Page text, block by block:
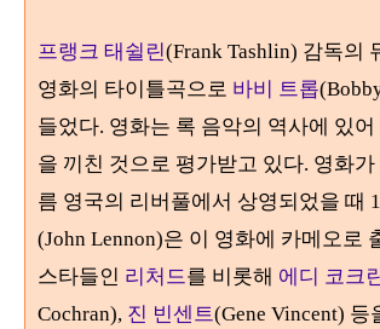
프랭크 태쉴린(Frank Tashlin) 감독의
영화의 타이틀곡으로 바비 트롭
들었다. 영화는 록 음악의 역사에 있
을 끼친 것으로 평가받고 있다. 영화가
름 영국의 리버풀에서 상영되었을 때
(John Lennon)은 이 영화에 카메오로
스타들인 리처드를 비롯해 에디 코크
Cochran), 진 빈센트(Gene Vincent) 등